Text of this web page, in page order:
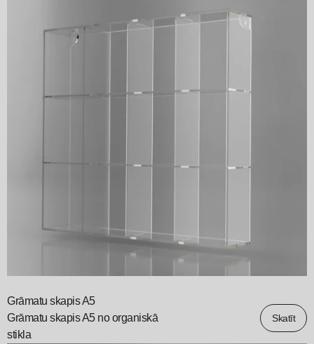
Grāmatu skapis A5
Grāmatu skapis A5 no organiskā
stikla
Skatīt